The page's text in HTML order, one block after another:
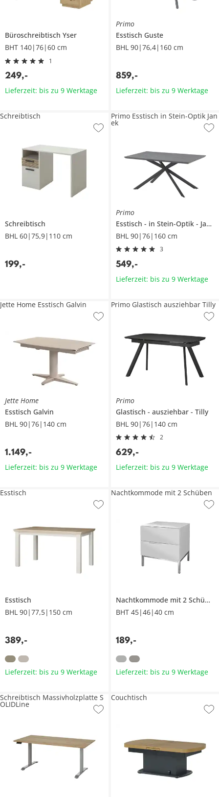
Büroschreibtisch Yser
BHT 140|76|60 cm
1
249,-
Lieferzeit: bis zu 9 Werktage
Primo
Esstisch Guste
BHL 90|76,4|160 cm
859,-
Lieferzeit: bis zu 9 Werktage
Schreibtisch
BHL 60|75,9|110 cm
199,-
Schreibtisch
Primo
Esstisch
in Stein-Optik
Janek
BHL 90|76|160 cm
3
549,-
Primo Esstisch in Stein-Optik Jan
ek
Lieferzeit: bis zu 9 Werktage
Jette Home
Esstisch Galvin
BHL 90|76|140 cm
1.149,-
Jette Home Esstisch Galvin
Lieferzeit: bis zu 9 Werktage
Primo
Glastisch
ausziehbar
Tilly
BHL 90|76|140 cm
2
629,-
Primo Glastisch ausziehbar Tilly
Lieferzeit: bis zu 9 Werktage
Esstisch
BHL 90|77,5|150 cm
389,-
Esstisch
Lieferzeit: bis zu 9 Werktage
Nachtkommode mit 2 Schüben
BHT 45|46|40 cm
189,-
Nachtkommode mit 2 Schüben
Lieferzeit: bis zu 9 Werktage
Schreibtisch Massivholzplatte S
OLIDLine
Couchtisch